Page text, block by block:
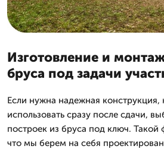
Изготовление и
бруса под задачи
Если нужна надежная
использовать сразу после сдачи,
построек из бруса под ключ. Такой
что мы берем на себя